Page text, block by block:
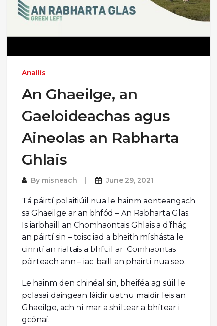
Anailís
An Ghaeilge, an
Gaeloideachas agus
Aineolas an Rabharta
Ghlais
By misneach June 29, 2021
Tá páirtí polaitiúil nua le hainm aonteangach
sa Ghaeilge ar an bhfód – An Rabharta Glas.
Is iarbhaill an Chomhaontais Ghlais a d’fhág
an páirtí sin – toisc iad a bheith míshásta le
cinntí an rialtais a bhfuil an Comhaontas
páirteach ann – iad baill an pháirtí nua seo.
Le hainm den chinéal sin, bheiféa ag súil le
polasaí daingean láidir uathu maidir leis an
Ghaeilge, ach ní mar a shíltear a bhítear i
gcónaí.